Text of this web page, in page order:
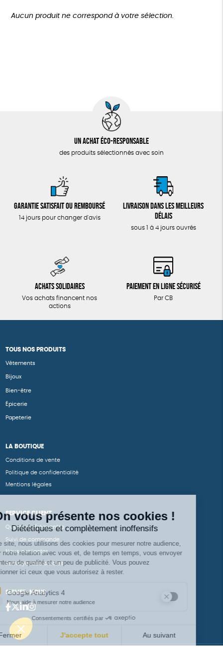
Plus de 200€
Aucun produit ne correspond à votre sélection.
Un achat éco-responsable
des produits sélectionnés avec soin
Garantie satisfait ou remboursé
14 jours pour changer d'avis
Livraison dans les meilleurs
délais
sous 1 à 4 jours ouvrés
Achats solidaires
Vos achats financent nos
actions
Paiement en ligne sécurisé
Par CB
TOUS NOS PRODUITS
Vêtements
Bijoux
Bien-être
Épicerie
Papeterie
LA BOUTIQUE
Conditions de vente
Politique de confidentialité
Mentions légales
SERVICE CLIENT
Questions fréquentes
Suivi de commande
Nous contacter
Renvoyer des articles
SUIVEZ-NOUS